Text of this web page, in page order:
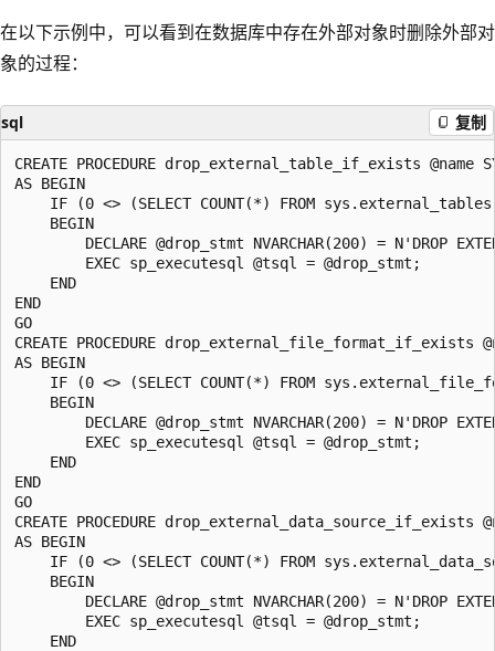
在以下示例中，可以看到在数据库中存在外部对象时删除外部对
象的过程：
sql 复制
CREATE PROCEDURE drop_external_table_if_exists @name
AS BEGIN
IF (0 <> (SELECT COUNT(*) FROM
    BEGIN
DECLARE @drop_stmt NVARCHAR(200) = N'DROP
        EXEC sp_executesql @tsql = @drop_stmt;
    END
END
GO
CREATE PROCEDURE drop_external_file_format_if_exists
AS BEGIN
IF (0 <> (SELECT COUNT(*) FROM
    BEGIN
DECLARE @drop_stmt NVARCHAR(200) = N'DROP
        EXEC sp_executesql @tsql = @drop_stmt;
    END
END
GO
CREATE PROCEDURE drop_external_data_source_if_exists
AS BEGIN
IF (0 <> (SELECT COUNT(*) FROM
    BEGIN
DECLARE @drop_stmt NVARCHAR(200) = N'DROP
        EXEC sp_executesql @tsql = @drop_stmt;
    END